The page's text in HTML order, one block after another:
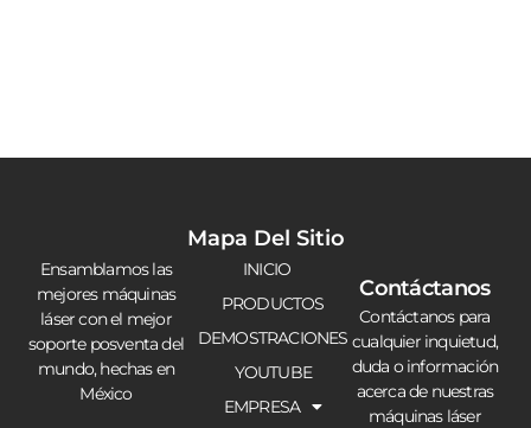
Ensamblamos las
mejores máquinas
láser con el mejor
soporte posventa del
mundo, hechas en
México
Mapa Del Sitio
INICIO
PRODUCTOS
DEMOSTRACIONES
YOUTUBE
EMPRESA
Contáctanos
Contáctanos para
cualquier inquietud,
duda o información
acerca de nuestras
máquinas láser